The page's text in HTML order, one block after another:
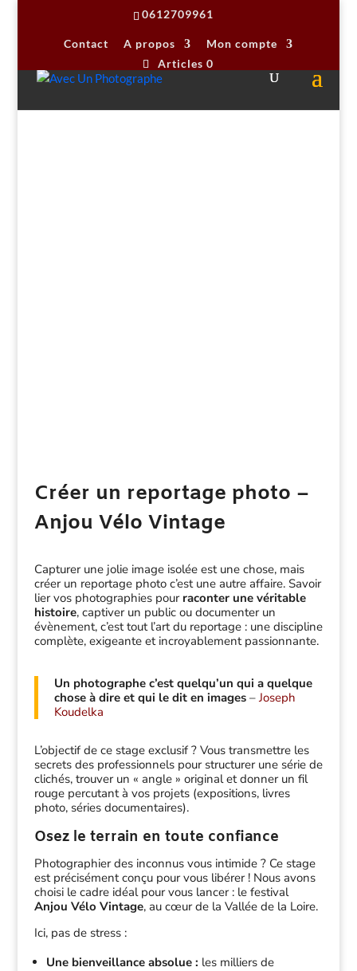
0612709961
Contact A propos
Mon compte
Articles 0
Accueil/stages photo/Cadrage et composition/
Créer un reportage photo – Anjou Vélo Vintage
Créer un reportage photo –
Anjou Vélo Vintage
Capturer une jolie image isolée est une chose, mais
créer un reportage photo c’est une autre affaire. Savoir
lier vos photographies pour raconter une véritable
histoire, captiver un public ou documenter un
évènement, c’est tout l’art du reportage : une discipline
complète, exigeante et incroyablement passionnante.
Un photographe c’est quelqu’un qui a quelque
chose à dire et qui le dit en images–Joseph
Koudelka
L’objectif de ce stage exclusif ? Vous transmettre les
secrets des professionnels pour structurer une série de
clichés, trouver un « angle » original et donner un fil
rouge percutant à vos projets (expositions, livres
photo, séries documentaires).
Osez le terrain en toute confiance
Photographier des inconnus vous intimide ? Ce stage
est précisément conçu pour vous libérer ! Nous avons
choisi le cadre idéal pour vous lancer : le festival
Anjou Vélo Vintage, au cœur de la Vallée de la Loire.
Ici, pas de stress :
Une bienveillance absolue : les milliers de